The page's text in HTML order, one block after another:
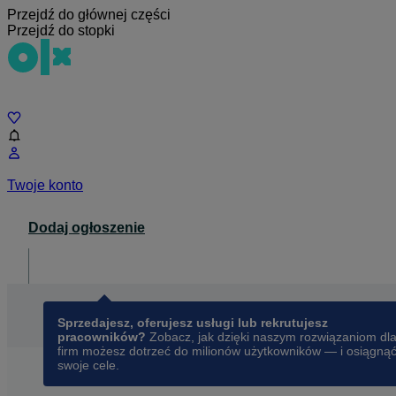
Przejdź do głównej części
Przejdź do stopki
Twoje konto
Dodaj ogłoszenie
Sprzedajesz, oferujesz usługi lub rekrutujesz
pracowników? Zobacz, jak dzięki naszym rozwiązaniom dla
firm możesz dotrzeć do milionów użytkowników — i osiągnąć
swoje cele.